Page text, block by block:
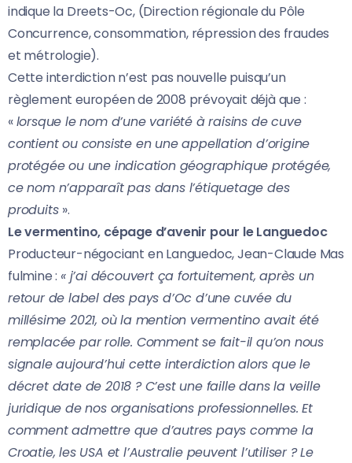
indique la Dreets-Oc, (Direction régionale du Pôle
Concurrence, consommation, répression des fraudes
et métrologie).
Cette interdiction n’est pas nouvelle puisqu’un
règlement européen de 2008 prévoyait déjà que :
«lorsque le nom d’une variété à raisins de cuve
contient ou consiste en une appellation d’origine
protégée ou une indication géographique protégée,
ce nom n’apparaît pas dans l’étiquetage des
produits ».
Le vermentino, cépage d’avenir pour le Languedoc
Producteur-négociant en Languedoc, Jean-Claude Mas
fulmine : « j’ai découvert ça fortuitement, après un
retour de label des pays d’Oc d’une cuvée du
millésime 2021, où la mention vermentino avait été
remplacée par rolle. Comment se fait-il qu’on nous
signale aujourd’hui cette interdiction alors que le
décret date de 2018 ? C’est une faille dans la veille
juridique de nos organisations professionnelles. Et
comment admettre que d’autres pays comme la
Croatie, les USA et l’Australie peuvent l’utiliser ? Le